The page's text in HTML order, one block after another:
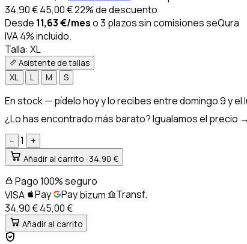
34,90€45,00€22% de descuento
Desde 11,63€/meso 3 plazos sin comisionesseQura
IVA 4% incluido.
Talla: XL
Asistente de tallas
XL
L M S
En stock— pídelo hoy y lo recibes entredomingo 9 y el
¿Lo has encontrado más barato? Igualamos el precio →
− 1
+
Añadir al carrito · 34,90 €
Pago 100% seguro
VISA
Pay Paybizum
Transf.
34,90 €45,00€
Añadir al carrito